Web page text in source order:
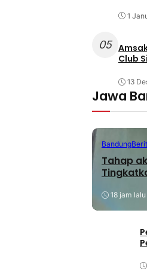
1
05
Club
13
Jawa
Bandung
Tahap
18 jam lalu